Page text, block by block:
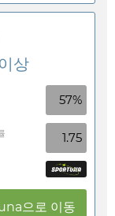
상
57%
1.75
으로 이동